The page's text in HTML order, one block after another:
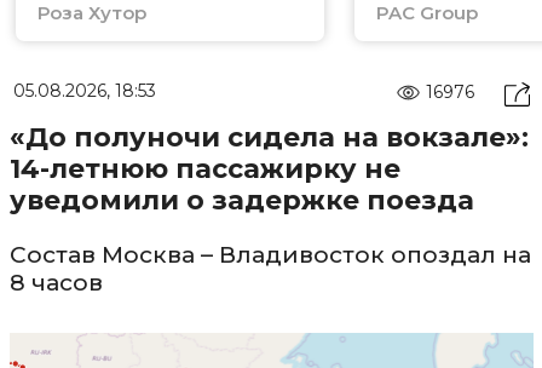
Роза Хутор PAC Group
05.08.2026, 18:53 16976
«До полуночи сидела на вокзале»:
14-летнюю пассажирку не
уведомили о задержке поезда
Состав Москва – Владивосток опоздал на
8 часов